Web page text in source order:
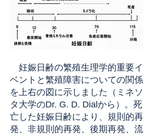
妊娠日齢の繁殖生理学的重要イ
ベントと繁殖障害についての関係
を上右の図に示しました（ミネソ
タ大学のDr. G. D. Dialから）。死
亡した妊娠日齢により、規則的再
発、非規則的再発、後期再発、流